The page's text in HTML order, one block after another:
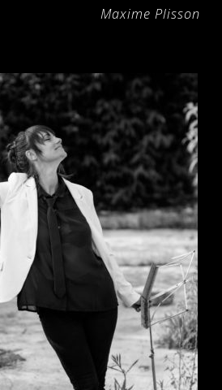
Plisson